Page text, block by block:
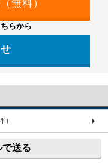
らから
で送る